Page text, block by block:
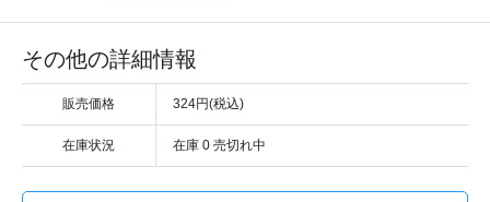
その他の詳細情報
販売価格 324円(税込)
在庫状況 在庫 0 売切れ中